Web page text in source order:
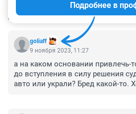
КОММЕНТАРИИ 36
goliaff
Подробнее в
9 ноября 2023, 11:27
а на каком основании привлечь-
до вступления в силу решения
авто или украли? Бред какой-то.